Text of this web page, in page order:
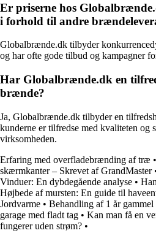
Er priserne hos
i forhold til andre
Globalbrænde.dk tilbyder
og har ofte gode tilbud og kampagner
Har Globalbrænde.dk en
brænde?
Ja, Globalbrænde.dk tilbyder en
kunderne er tilfredse med kvaliteten og
virksomheden.
Erfaring med overfladebrænding af træ •
skærmkanter – Skrevet af GrandMaster
Vinduer: En dybdegående analyse •
Højbede af mursten: En guide til
Jordvarme • Behandling af 1 år
garage med fladt tag • Kan man få en
fungerer uden strøm? •